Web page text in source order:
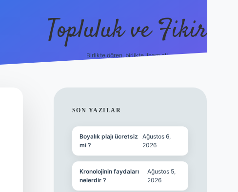
Topluluk ve Fikir
Birlikte öğren, birlikte ilham al!
SIDEBAR
SON YAZILAR
Boyalık plajı ücretsiz
mi ?
Ağustos 6,
2026
Kronolojinin faydaları
nelerdir ?
Ağustos 5,
2026
grandoperabet